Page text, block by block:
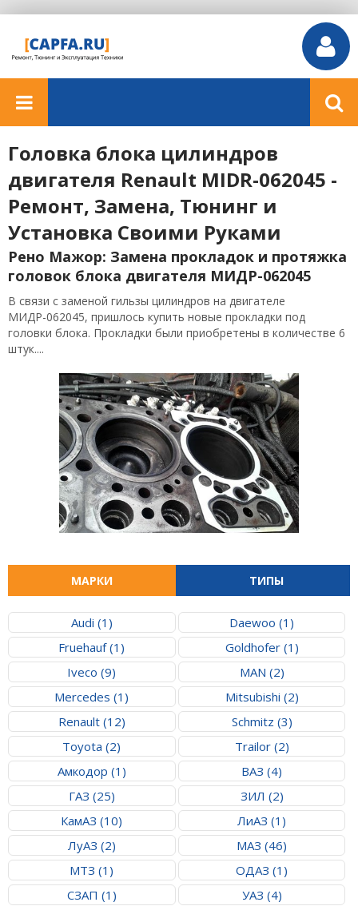
Головка блока цилиндров
двигателя Renault MIDR-062045 -
Ремонт, Замена, Тюнинг и
Установка Своими Руками
Рено Мажор: Замена прокладок и протяжка
головок блока двигателя МИДР-062045
В связи с заменой гильзы цилиндров на двигателе
МИДР-062045, пришлось купить новые прокладки под
головки блока. Прокладки были приобретены в количестве 6
штук....
МАРКИ ТИПЫ
Audi (1)
Daewoo (1)
Fruehauf (1)
Goldhofer (1)
Iveco (9)
MAN (2)
Mercedes (1)
Mitsubishi (2)
Renault (12)
Schmitz (3)
Toyota (2)
Trailor (2)
Амкодор (1)
ВАЗ (4)
ГАЗ (25)
ЗИЛ (2)
КамАЗ (10)
ЛиАЗ (1)
ЛуАЗ (2)
МАЗ (46)
МТЗ (1)
ОДАЗ (1)
СЗАП (1)
УАЗ (4)